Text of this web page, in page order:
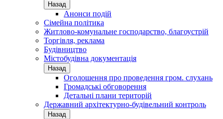
Назад
Анонси подій
Сімейна політика
Житлово-комунальне господарство, благоустрій
Торгівля, реклама
Будівництво
Містобудівна документація
Назад
Оголошення про проведення гром. слухань
Громадські обговорення
Детальні плани територій
Державний архітектурно-будівельний контроль
Назад